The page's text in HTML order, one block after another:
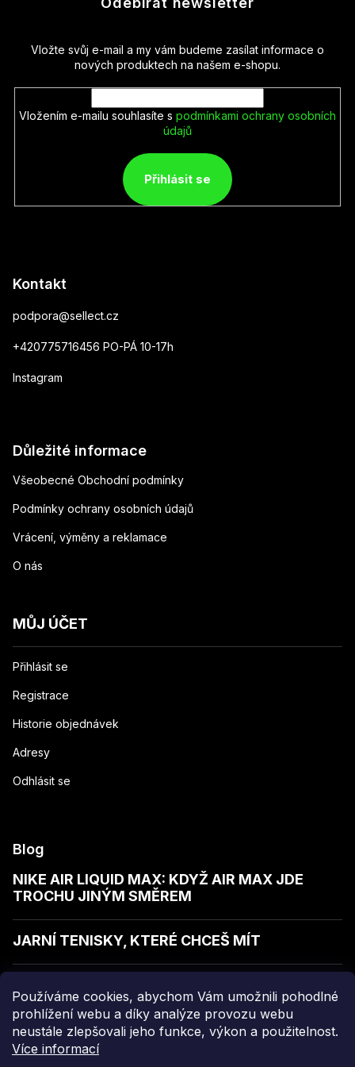
Používáme cookies, abychom Vám umožnili pohodlné
prohlížení webu a díky analýze provozu webu
neustále zlepšovali jeho funkce, výkon a použitelnost.
Více informací
Vložte svůj e-mail a my vám budeme zasílat informace o
nových produktech na našem e-shopu.
Vložením e-mailu souhlasíte s podmínkami ochrany osobních
údajů
Přihlásit se
Kontakt
podpora@sellect.cz
+420775716456 PO-PÁ 10-17h
Instagram
Důležité informace
Všeobecné Obchodní podmínky
Podmínky ochrany osobních údajů
Vrácení, výměny a reklamace
O nás
MŮJ ÚČET
Přihlásit se
Registrace
Historie objednávek
Adresy
Odhlásit se
Blog
NIKE AIR LIQUID MAX: KDYŽ AIR MAX JDE
TROCHU JINÝM SMĚREM
JARNÍ TENISKY, KTERÉ CHCEŠ MÍT